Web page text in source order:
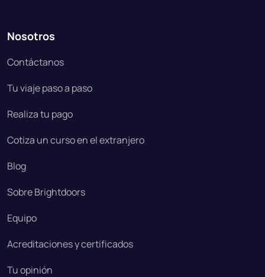
Nosotros
Contáctanos
Tu viaje paso a paso
Realiza tu pago
Cotiza un curso en el extranjero
Blog
Sobre Brightdoors
Equipo
Acreditaciones y certificados
Tu opinión